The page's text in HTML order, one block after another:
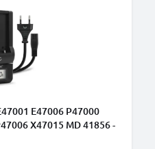
E47006 P47000
X47015 MD 41856 -